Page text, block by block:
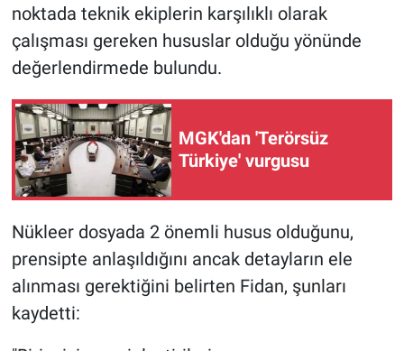
noktada teknik ekiplerin karşılıklı olarak
çalışması gereken hususlar olduğu yönünde
değerlendirmede bulundu.
MGK'dan 'Terörsüz
Türkiye' vurgusu
Nükleer dosyada 2 önemli husus olduğunu,
prensipte anlaşıldığını ancak detayların ele
alınması gerektiğini belirten Fidan, şunları
kaydetti: